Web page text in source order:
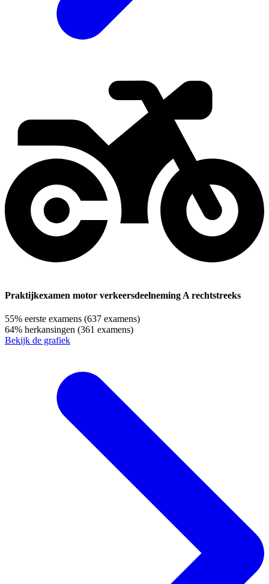
Praktijkexamen motor verkeersdeelneming A rechtstreeks
55% eerste examens (637 examens)
64% herkansingen (361 examens)
Bekijk de grafiek